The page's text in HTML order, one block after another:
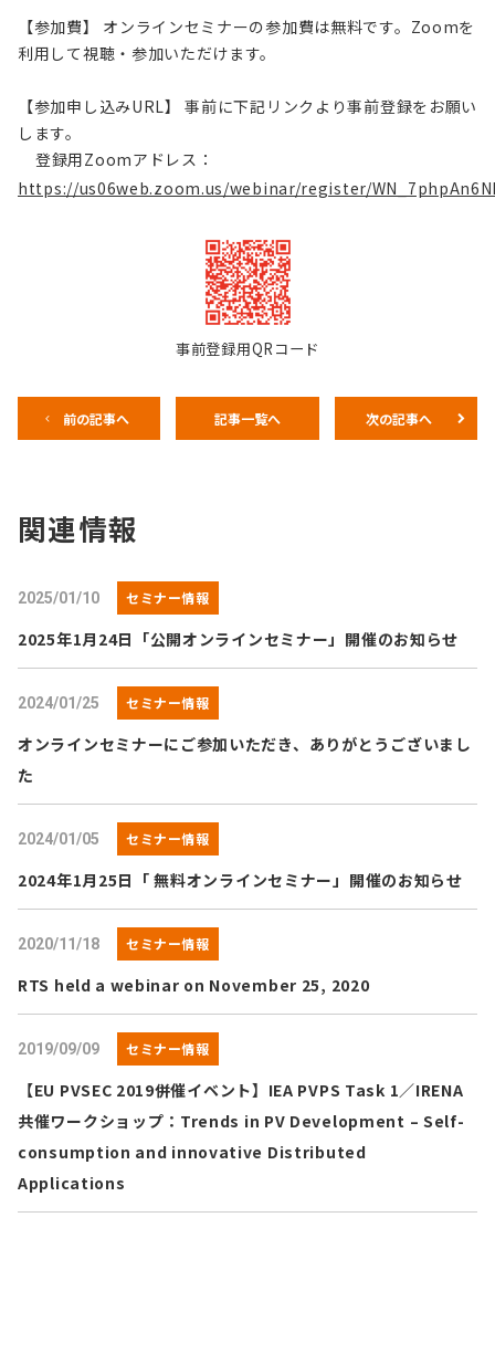
【参加費】 オンラインセミナーの参加費は無料です。Zoomを
利用して視聴・参加いただけます。
【参加申し込みURL】 事前に下記リンクより事前登録をお願い
します。
登録用Zoomアドレス：
https://us06web.zoom.us/webinar/register/
事前登録用QRコード
前の記事へ 記事一覧へ 次の記事へ
関連情報
2025/01/10 セミナー情報
2025年1月24日「公開オンラインセミナー」開催のお知らせ
2024/01/25 セミナー情報
オンラインセミナーにご参加いただき、ありがとうございまし
た
2024/01/05 セミナー情報
2024年1月25日「 無料オンラインセミナー」開催のお知らせ
2020/11/18 セミナー情報
RTS held a webinar on November 25, 2020
2019/09/09 セミナー情報
【EU PVSEC 2019併催イベント】IEA PVPS Task 1／IRENA
共催ワークショップ：Trends in PV Development – Self-
consumption and innovative Distributed
Applications